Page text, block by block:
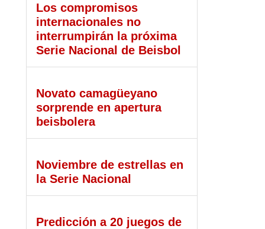
Los compromisos
internacionales no
interrumpirán la próxima
Serie Nacional de Beisbol
Novato camagüeyano
sorprende en apertura
beisbolera
Noviembre de estrellas en
la Serie Nacional
Predicción a 20 juegos de